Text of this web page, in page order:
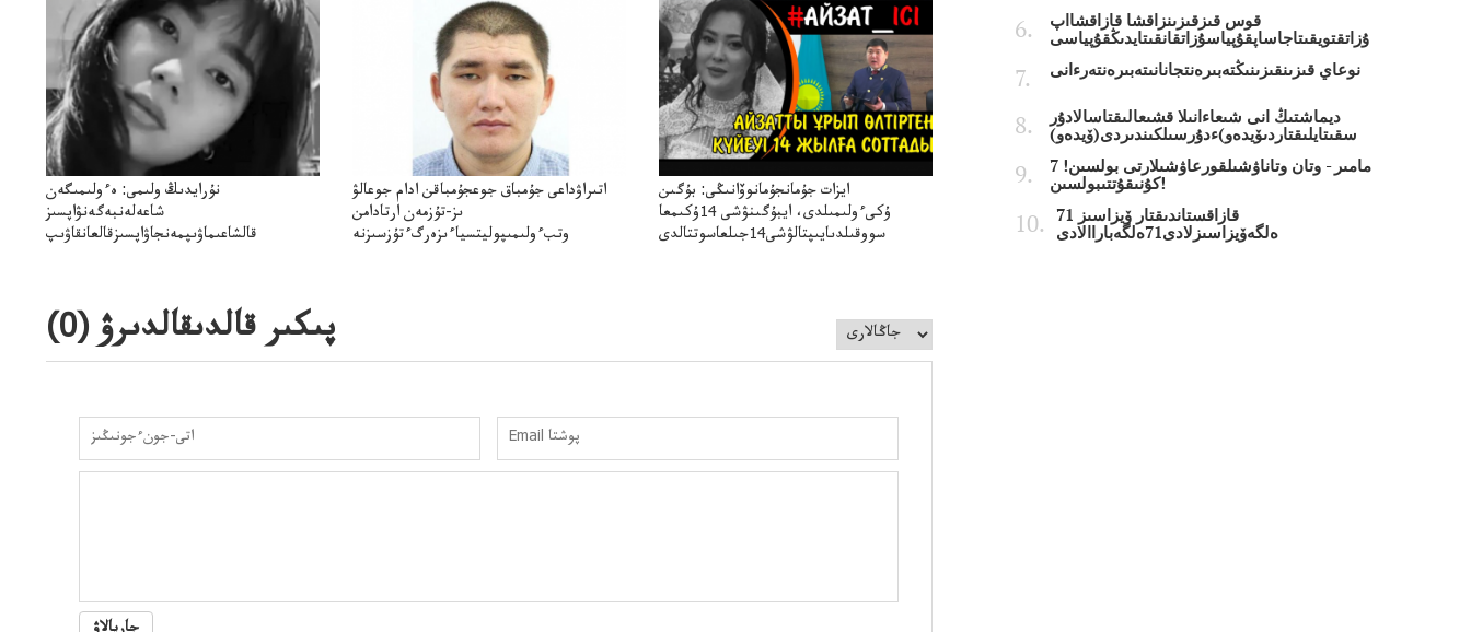
نۇرايدىڭ ولىمى: ەءولىمىگەن
شاعەلەنبەگەنۋاپسىز
قالشاعىماۋىپمەنجاۋاپسىزقالعانقاۋىپ
اتىراۋداعى جۇمباق جوعجۇمباقن ادام جوعالۋ
ىز-تۇزمەن ارتادامن
وتبءولىمىپوليتسياءىزەرگءتۇزسىزنە
ايزات جۇمانجۇمانوۆانىڭى: بۇگىن
ۇكىءولىمىلدى، ايبۇگىنۋشى 14ۇكىمعا
سووقىلدىايىپتالۋشى14جىلعاسوتتالدى
پىكىر قالدىقالدىرۋ (0
)
قوس قىزقىزىنزاقشا قازاقشااپ
ۇزاتقتويقىتاجاساپقۇپياسۇزاتقانقىتايدىڭقۇپياسى
نوعاي قىزىنقىزىنىڭتەبىرەنتجانانىتەبىرەنتەرءانى
ديماشتىڭ انى شىعاءانىلا قشىعالىقتاسالادۇر
سقىتايلىقتاردىۆيدەو)ءدۇرسىلكىندىردى(ۆيدەو)
7 مامىر - وتان وتاناۋشىلقورعاۋشىلارتى بولسىن!
كۇنىقۇتتىبولسىن!
قازاقستاندىقتار ۆيزاسىز 71
ەلگەۆيزاسىزلادى71ەلگەباراالادى